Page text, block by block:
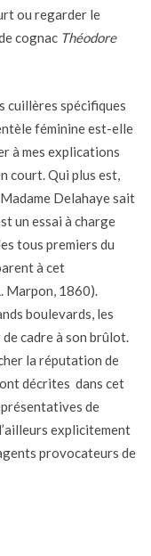
ou regarder le
cognac Théodore
cuillères spécifiques
féminine est-elle
à mes explications
court. Qui plus est,
Delahaye sait
un essai à charge
tous premiers du
à cet
Marpon, 1860).
boulevards, les
cadre à son brûlot.
la réputation de
décrites dans cet
de
explicitement
provocateurs de